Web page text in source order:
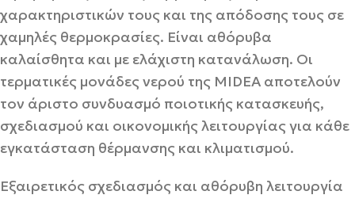
χαρακτηριστικών τους και της απόδοσης τους σε
χαμηλές θερμοκρασίες. Είναι αθόρυβα
καλαίσθητα και με ελάχιστη κατανάλωση. Οι
τερματικές μονάδες νερού της MIDEA αποτελούν
τον άριστο συνδυασμό ποιοτικής κατασκευής,
σχεδιασμού και οικονομικής λειτουργίας για κάθε
εγκατάσταση θέρμανσης και κλιματισμού.
Εξαιρετικός σχεδιασμός και αθόρυβη λειτουργία